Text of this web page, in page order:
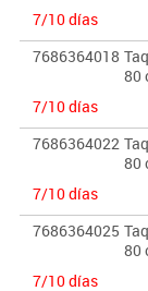
7/10 días
7686364018
80
7/10 días
7686364022
80
7/10 días
7686364025
80
7/10 días